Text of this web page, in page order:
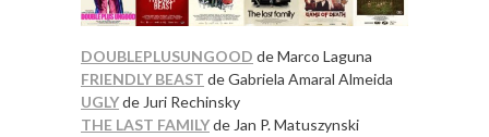
DOUBLEPLUSUNGOOD de Marco Laguna
FRIENDLY BEAST de Gabriela Amaral Almeida
UGLYde Juri Rechinsky
THE LAST FAMILYde Jan P. Matuszynski